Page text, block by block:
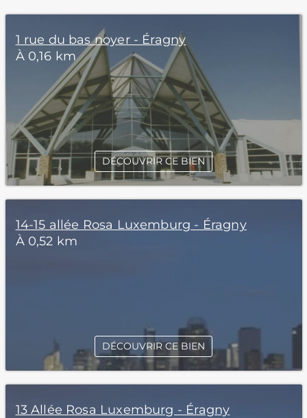
1 rue du bas noyer - Éragny
À 0,16 km
DÉCOUVRIR CE BIEN
14-15 allée Rosa Luxemburg - Éragny
À 0,52 km
DÉCOUVRIR CE BIEN
13 Allée Rosa Luxemburg - Éragny